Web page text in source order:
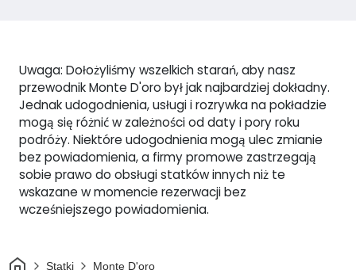
Uwaga: Dołożyliśmy wszelkich starań, aby nasz
przewodnik Monte D'oro był jak najbardziej dokładny.
Jednak udogodnienia, usługi i rozrywka na pokładzie
mogą się różnić w zależności od daty i pory roku
podróży. Niektóre udogodnienia mogą ulec zmianie
bez powiadomienia, a firmy promowe zastrzegają
sobie prawo do obsługi statków innych niż te
wskazane w momencie rezerwacji bez
wcześniejszego powiadomienia.
DomStatki Monte D'oro